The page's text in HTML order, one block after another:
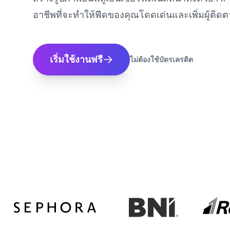
อาชีพที่จะทำให้ฟีดของคุณโดดเด่นและเพิ่มผู้ติด
เริ่มใช้งานฟรี ไม่ต้องใช้บัตรเครดิต